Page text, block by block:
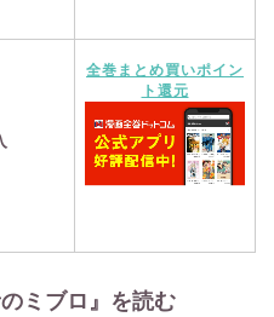
全巻まとめ買いポイン
ト還元
ミブロ』を読む